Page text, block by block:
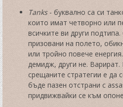
Tanks- буквално са си
които имат четворно или
всичките ви други
призовани на полето,
или тройно повече
демидж, други не.
срещаните стратегии е да
бъде пазен отстрани с
придвижвайки се към